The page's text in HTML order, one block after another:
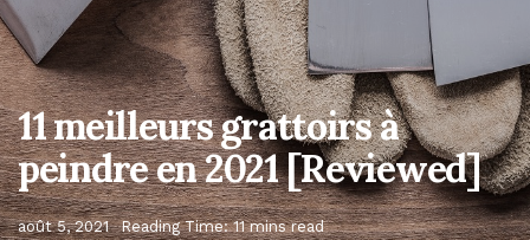
11 meilleurs grattoirs à
peindre en 2021 [Reviewed]
août 5, 2021 Reading Time: 11 mins read